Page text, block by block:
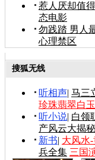
惹人厌却值
态电影
勿践踏 男人
心理禁区
搜狐无线
听相声| 马三
珍珠翡翠白
听小说| 白领
产风云大揭秘
新书| 大风水
兵全集 三国